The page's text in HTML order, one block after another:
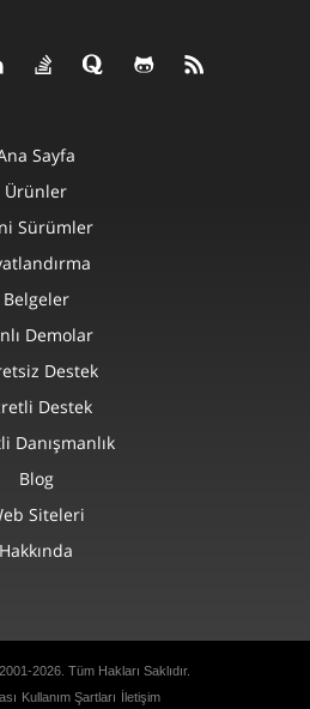
Sayfa
Ürünler
Sürümler
Belgeler
Demolar
Destek
Destek
Danışmanlık
Blog
Siteleri
Hakkında
2026. Tüm Hakları Saklıdır.
Kullanım Şartları İletişim